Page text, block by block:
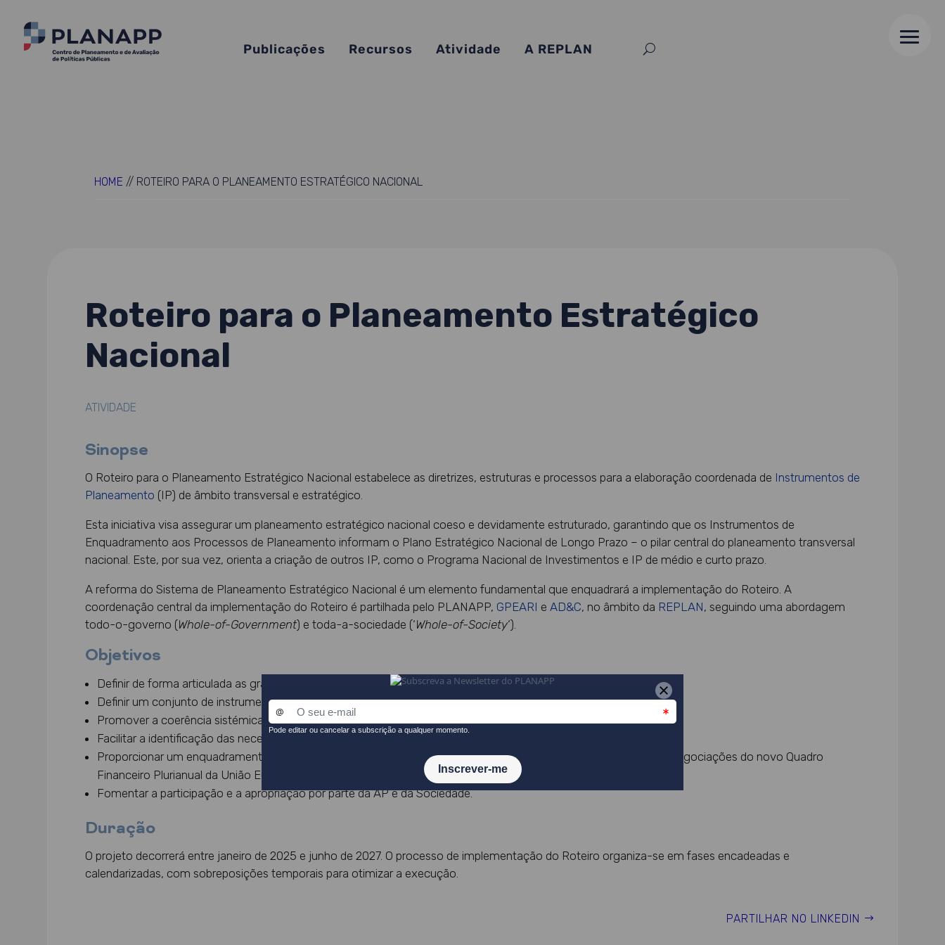
Publicações Recursos Atividade A REPLAN
HOME // ROTEIRO PARA O PLANEAMENTO ESTRATÉGICO NACIONAL
Roteiro para o Planeamento Estratégico
Nacional
ATIVIDADE
Sinopse
O Roteiro para o Planeamento Estratégico Nacional estabelece as diretrizes, estruturas e processos para a elaboração coordenada de Instrumentos de
Planeamento (IP) de âmbito transversal e estratégico.
Esta iniciativa visa assegurar um planeamento estratégico nacional coeso e devidamente estruturado, garantindo que os Instrumentos de
Enquadramento aos Processos de Planeamento informam o Plano Estratégico Nacional de Longo Prazo – o pilar central do planeamento transversal
nacional. Este, por sua vez, orienta a criação de outros IP, como o Programa Nacional de Investimentos e IP de médio e curto prazo.
A reforma do Sistema de Planeamento Estratégico Nacional é um elemento fundamental que enquadrará a implementação do Roteiro. A
coordenação central da implementação do Roteiro é partilhada pelo PLANAPP, GPEARI e AD&C, no âmbito da REPLAN, seguindo uma abordagem
todo-o-governo (Whole-of-Government) e toda-a-sociedade (‘Whole-of-Society‘).
Objetivos
Definir de forma articulada as grandes prioridades e objetivos do país e a forma de os alcançar;
Definir um conjunto de instrumentos de planeamento e enquadramento;
Promover a coerência sistémica e a cultura de planeamento na Administração Pública (AP);
Facilitar a identificação das necessidades de financiamento;
Proporcionar um enquadramento e definição de prioridades que suportem a posição portuguesa no quadro das negociações do novo Quadro
Financeiro Plurianual da União Europeia;
Fomentar a participação e a apropriação por parte da AP e da Sociedade.
Duração
O projeto decorrerá entre janeiro de 2025 e junho de 2027. O processo de implementação do Roteiro organiza-se em fases encadeadas e
calendarizadas, com sobreposições temporais para otimizar a execução.
PARTILHAR NO LINKEDIN